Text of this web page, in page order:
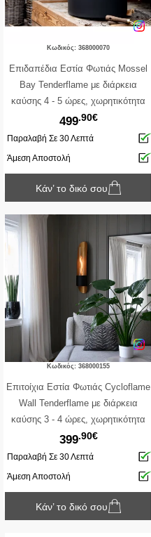
Κωδικός: 368000070
Επιδαπέδια Εστία Φωτιάς Mossel
Bay Tenderflame με διάρκεια
καύσης 4 - 5 ώρες, χωρητικότητα
δεξαμενής 500ml και διαστάσεις
40x56cm - Black
499.90€
Παραλαβή Σε 30 Λεπτά
Άμεση Αποστολή
Κάν’ το δικό σου
Κωδικός: 368000155
Επιτοίχια Εστία Φωτιάς Cycloflame
Wall Tenderflame με διάρκεια
καύσης 3 - 4 ώρες, χωρητικότητα
δεξαμενής 800ml και διαστάσεις
16.6x81x17.5cm - Gold
399.90€
Παραλαβή Σε 30 Λεπτά
Άμεση Αποστολή
Κάν’ το δικό σου